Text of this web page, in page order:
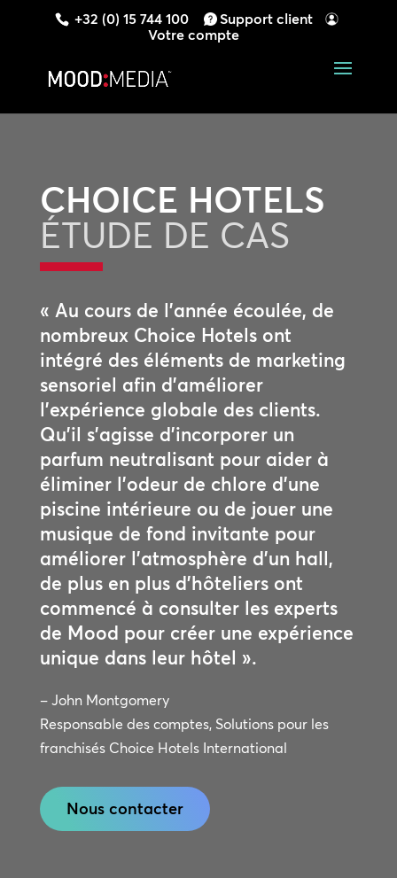
+32 (0) 15 744 100
Support client
Votre compte
CHOICE HOTELS
ÉTUDE DE CAS
« Au cours de l’année écoulée, de
nombreux Choice Hotels ont
intégré des éléments de marketing
sensoriel afin d’améliorer
l’expérience globale des clients.
Qu’il s’agisse d’incorporer un
parfum neutralisant pour aider à
éliminer l’odeur de chlore d’une
piscine intérieure ou de jouer une
musique de fond invitante pour
améliorer l’atmosphère d’un hall,
de plus en plus d’hôteliers ont
commencé à consulter les experts
de Mood pour créer une expérience
unique dans leur hôtel ».
– John Montgomery
Responsable des comptes, Solutions pour les
franchisés Choice Hotels International
Nous contacter